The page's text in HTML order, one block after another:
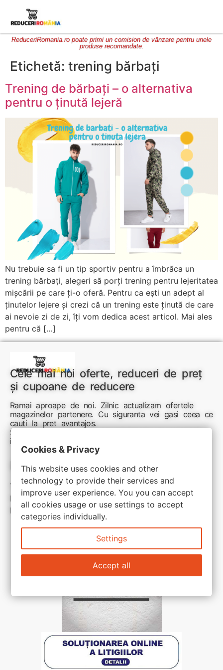
ReduceriRomania.ro poate primi un comision de vânzare pentru unele
produse recomandate.
Etichetă: trening bărbați
Trening de bărbați – o alternativa
pentru o ținută lejeră
Nu trebuie sa fi un tip sportiv pentru a îmbrăca un
trening bărbați, alegeri să porți trening pentru lejeritatea
mișcării pe care ți-o oferă. Pentru ca ești un adept al
ținutelor lejere și crezi că un trening este ținută de care
ai nevoie zi de zi, îți vom dedica acest articol. Mai ales
pentru că […]
Cele mai noi oferte, reduceri de preț
și cupoane de reducere
Ramai aproape de noi. Zilnic actualizam ofertele
magazinelor partenere. Cu siguranta vei gasi ceea ce
cauti la pret avantajos.
Sunteti aici pentru reduceri inteligente si cumpărături
inspirate
Link-uri utile:
Termeni si conditii
Politica de confidentialitate
Politica de cookie
Cookies & Privacy
This website uses cookies and other
technology to provide their services and
improve user experience. You you can accept
all cookies usage or use settings to accept
categories individually.
Settings
Accept all